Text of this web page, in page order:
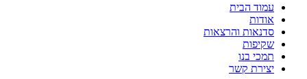
עמוד הבית
אודות
סדנאות והרצאות
שקיפות
תמכי בנו
יצירת קשר